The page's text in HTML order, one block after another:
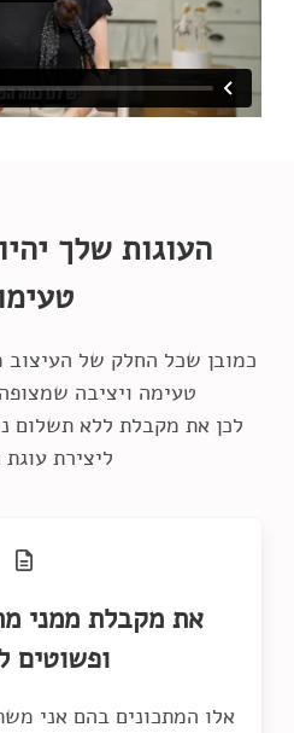
העוגות שלך
כמובן שכל החלק של העיצוב
לכן את מקבלת ללא תשלום
ליצירת
את מקבלת ממני
ופשוטים
אלו המתכונים בהם אני